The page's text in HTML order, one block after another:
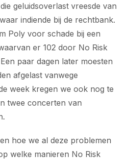
geluidsoverlast vreesde van
indiende bij de rechtbank.
Poly voor schade bij een
er 102 door No Risk
paar dagen later moesten
afgelast vanwege
week kregen we ook nog te
twee concerten van
hoe we al deze problemen
welke manieren No Risk